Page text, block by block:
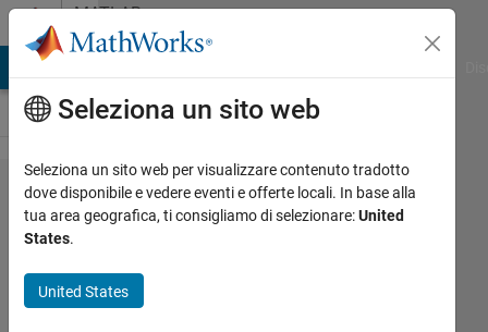
Vai al contenutoMATLAB
Answers
How to
find theta
dot in a
Seleziona un sito web
Seleziona un sito web per visualizzare contenuto tradotto
dove disponibile e vedere eventi e offerte locali. In base alla
tua area geografica, ti consigliamo di selezionare:United
States.
United States